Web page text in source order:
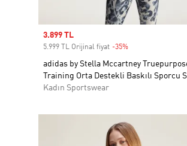
Sale price
3.899 TL
5.999 TL Orijinal fiyat -35%
adidas by Stella Mccartney
Training Orta Destekli Baskılı Sporcu
Kadın Sportswear